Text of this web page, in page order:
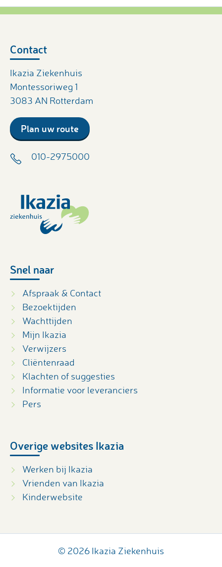
Contact
Ikazia Ziekenhuis
Montessoriweg 1
3083 AN Rotterdam
Plan uw route
010-2975000
Snel naar
Afspraak & Contact
Bezoektijden
Wachttijden
Mijn Ikazia
Verwijzers
Cliëntenraad
Klachten of suggesties
Informatie voor leveranciers
Pers
Overige websites Ikazia
Werken bij Ikazia
Vrienden van Ikazia
Kinderwebsite
© 2026 Ikazia Ziekenhuis